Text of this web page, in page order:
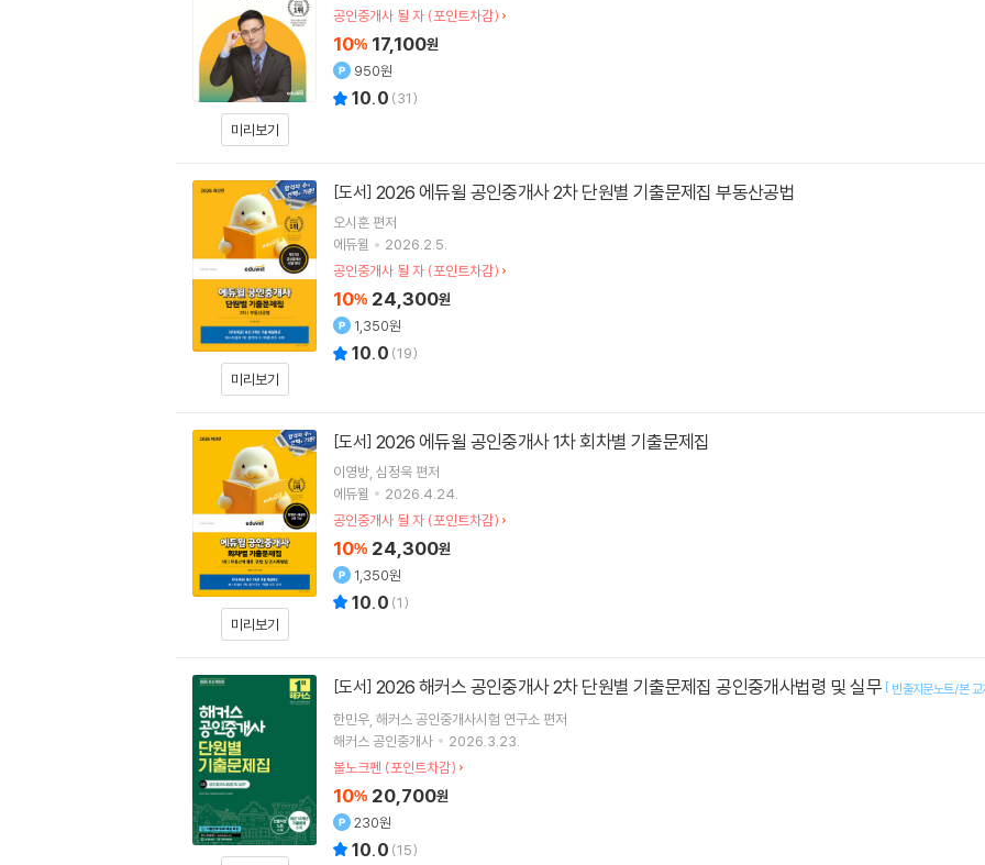
미리보기
공인중개사 될 자 (포인트차감)
10% 17,100원
950원
10.0 (31)
미리보기
[도서] 2026 에듀윌 공인중개사 2차 단원별 기출문제집 부동산공법
오시훈 편저
에듀윌
2026.2.5.
공인중개사 될 자 (포인트차감)
10% 24,300원
1,350원
10.0 (19)
미리보기
[도서] 2026 에듀윌 공인중개사 1차 회차별 기출문제집
이영방 심정욱 편저
에듀윌
2026.4.24.
공인중개사 될 자 (포인트차감)
10% 24,300원
1,350원
10.0 (1)
[도서] 2026 해커스 공인중개사 2차 단원별 기출문제집 공인중개사법령 및 실무 [ 빈출지문노트/본
한민우 해커스 공인중개사시험 연구소 편저
해커스 공인중개사
2026.3.23.
볼노크펜 (포인트차감)
10% 20,700원
230원
10.0 (15)